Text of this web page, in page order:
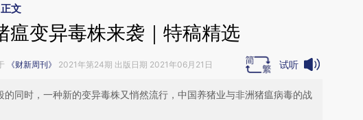
正文
瘟变异毒株来袭｜特稿精选
《财新周刊》 2021年第24期 出版日期 2021年06月21日 试听
的同时，一种新的变异毒株又悄然流行，中国养猪业与非洲猪瘟病毒的战